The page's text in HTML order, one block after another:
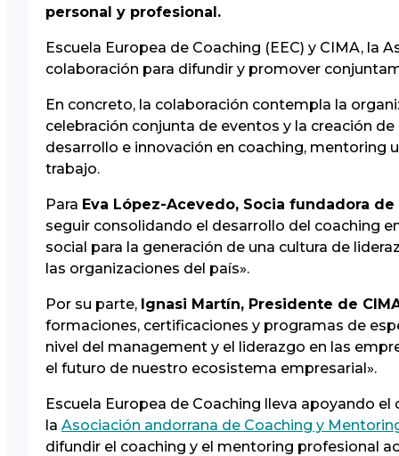
personal y profesional.
Escuela Europea de Coaching (EEC) y CIMA,
colaboración para difundir y promover
En concreto, la colaboración contempla la
celebración conjunta de eventos y la creación
desarrollo e innovación en coaching,
trabajo.
Para Eva López-Acevedo, Socia fundadora
seguir consolidando el desarrollo del coaching
social para la generación de una cultura de
las organizaciones del país».
Por su parte, Ignasi Martín, Presidente de
formaciones, certificaciones y programas de
nivel del management y el liderazgo en las
el futuro de nuestro ecosistema empresarial».
Escuela Europea de Coaching lleva apoyando
la Asociación andorrana de Coaching y
difundir el coaching y el mentoring profesional